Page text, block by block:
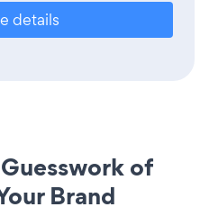
details
of
Brand